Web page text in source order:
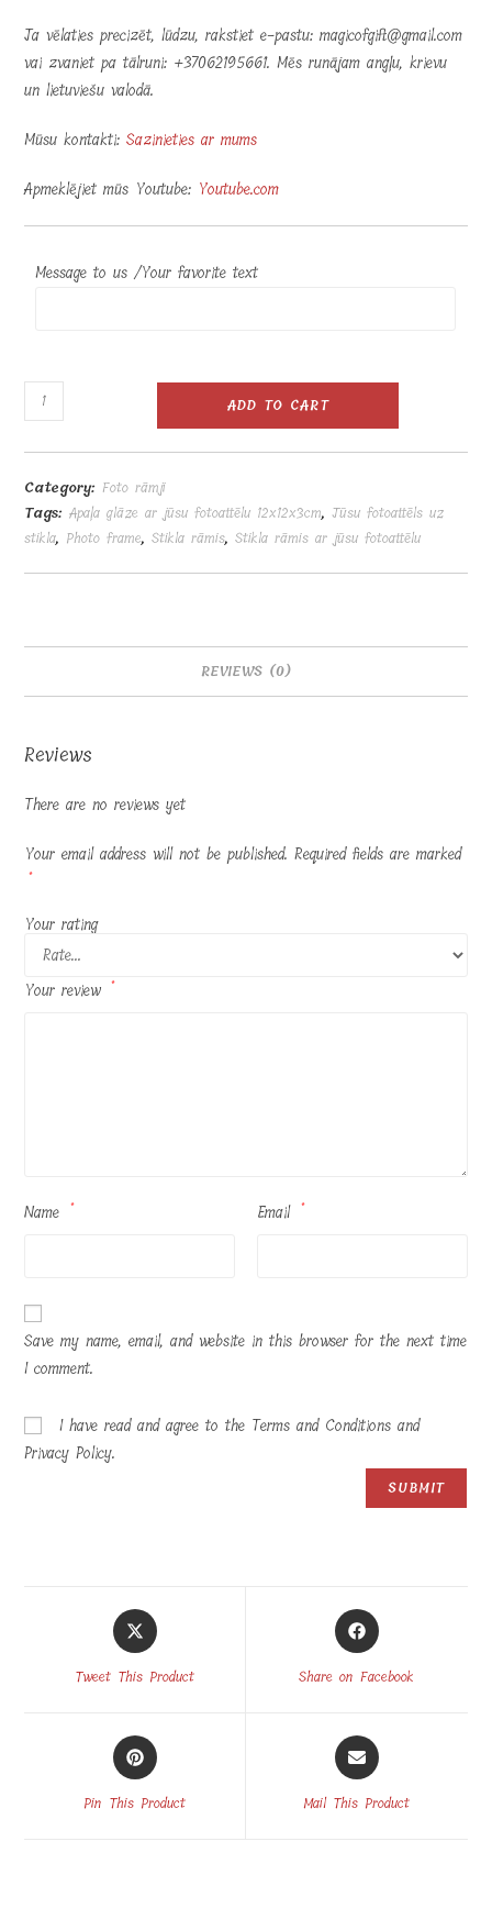
Ja vēlaties precizēt, lūdzu, rakstiet e-pastu: magicofgift@gmail.com
vai zvaniet pa tālruni: +37062195661. Mēs runājam angļu, krievu
un lietuviešu valodā.
Mūsu kontakti:Sazinieties ar mums
Apmeklējiet mūs Youtube: Youtube.com
Message to us /Your favorite text
Apaļa
glāze
ar
jūsu
fotoattēlu
12x12x3cm
ADD TO CART
Category: Foto rāmji
Tags:Apaļa glāze ar jūsu fotoattēlu 12x12x3cm,Jūsu fotoattēls uz
stikla, Photo frame,Stikla rāmis,Stikla rāmis ar jūsu fotoattēlu
REVIEWS (0)
Reviews
There are no reviews yet
Your email address will not be published. Required fields are marked
*
Your rating
Your review *
Name * Email *
Save my name, email, and website in this browser for the next time
I comment.
I have read and agree to the Terms and Conditions and
Privacy Policy.
Opens
in
a
new
Tweet This Product
Opens
in
new
Share on Facebook
Opens
in
a
new
Pin This Product
Opens
in
a
new
Mail This Product